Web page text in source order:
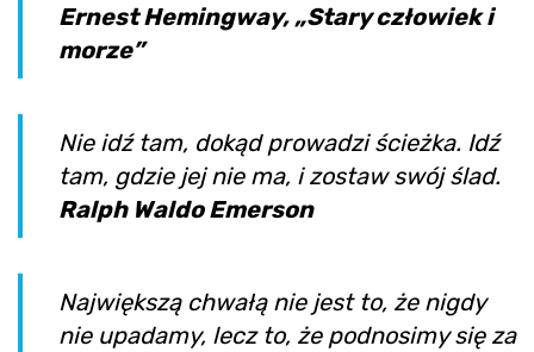
Ernest Hemingway, „Stary człowiek i
morze”
Nie idź tam, dokąd prowadzi ścieżka. Idź
tam, gdzie jej nie ma, i zostaw swój ślad.
Ralph Waldo Emerson
Największą chwałą nie jest to, że nigdy
nie upadamy, lecz to, że podnosimy się za